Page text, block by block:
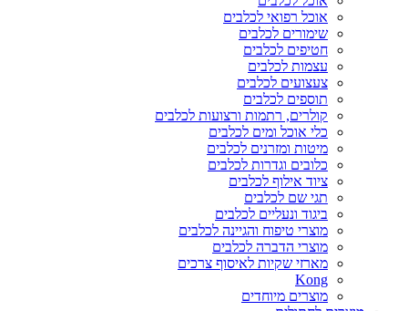
אוכל רפואי לכלבים
שימורים לכלבים
חטיפים לכלבים
עצמות לכלבים
צעצועים לכלבים
תוספים לכלבים
קולרים, רתמות ורצועות לכלבים
כלי אוכל ומים לכלבים
מיטות ומזרנים לכלבים
כלובים וגדרות לכלבים
ציוד אילוף לכלבים
תגי שם לכלבים
ביגוד ונעליים לכלבים
מוצרי טיפוח והגיינה לכלבים
מוצרי הדברה לכלבים
מארזי שקיות לאיסוף צרכים
Kong
מוצרים מיוחדים